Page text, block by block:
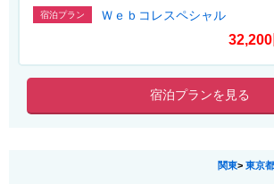
宿泊プラン Ｗｅｂコレスペシャル
宿泊プランを見る
関東> 東京都